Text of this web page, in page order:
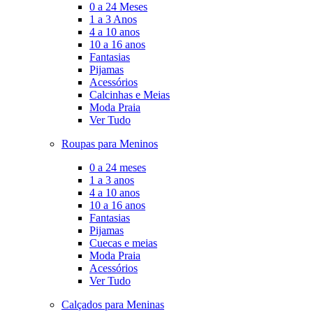
0 a 24 Meses
1 a 3 Anos
4 a 10 anos
10 a 16 anos
Fantasias
Pijamas
Acessórios
Calcinhas e Meias
Moda Praia
Ver Tudo
Roupas para Meninos
0 a 24 meses
1 a 3 anos
4 a 10 anos
10 a 16 anos
Fantasias
Pijamas
Cuecas e meias
Moda Praia
Acessórios
Ver Tudo
Calçados para Meninas